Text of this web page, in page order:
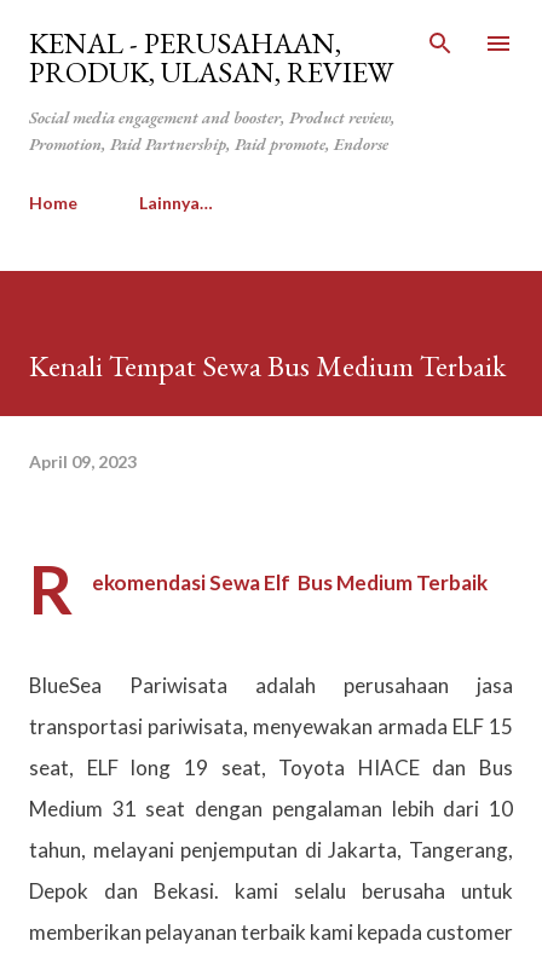
Langsung ke konten utama
KENAL - PERUSAHAAN,
PRODUK, ULASAN, REVIEW
Social media engagement and booster, Product review,
Promotion, Paid Partnership, Paid promote, Endorse
Home Lainnya…
Kenali Tempat Sewa Bus Medium Terbaik
April 09, 2023
R ekomendasi Sewa Elf Bus Medium Terbaik
BlueSea Pariwisata adalah perusahaan jasa
transportasi pariwisata, menyewakan armada ELF 15
seat, ELF long 19 seat, Toyota HIACE dan Bus
Medium 31 seat dengan pengalaman lebih dari 10
tahun, melayani penjemputan di Jakarta, Tangerang,
Depok dan Bekasi. kami selalu berusaha untuk
memberikan pelayanan terbaik kami kepada customer